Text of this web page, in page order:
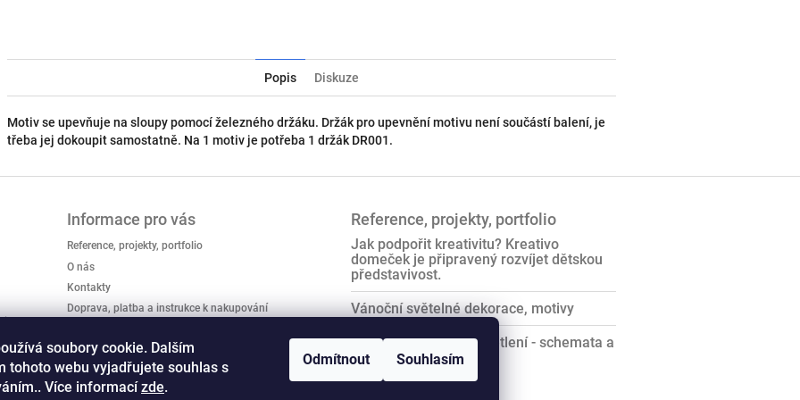
soubory cookie. Dalším
tohoto webu vyjadřujete souhlas s
Více informacízde.
Odmítnout Souhlasím
Popis Diskuze
Motiv se upevňuje na sloupy pomocí železného držáku. Držák pro upevnění motivu není součástí balení, je
třeba jej dokoupit samostatně. Na 1 motiv je potřeba 1 držák DR001.
Informace pro vás
Reference, projekty, portfolio
O nás
Kontakty
Doprava, platba a instrukce k nakupování
Podmínky ochrany osobních údajů
Reklamační řád
Hodnocení obchodu
Reference, projekty, portfolio
Jak podpořit kreativitu? Kreativo
domeček je připravený rozvíjet dětskou
představivost.
Vánoční světelné dekorace, motivy
Co musíte vědet o osvětlení - schemata a
typy LED